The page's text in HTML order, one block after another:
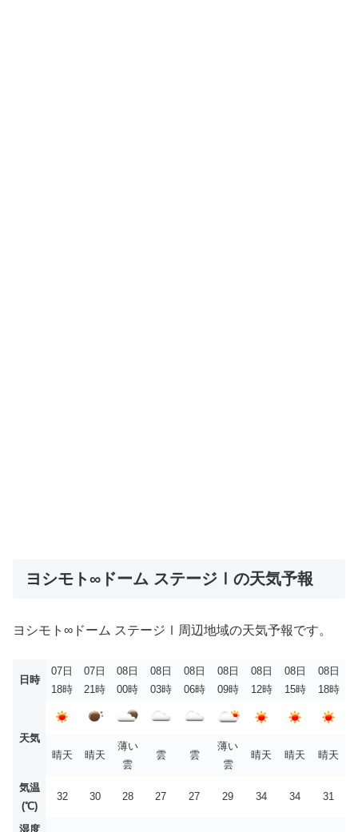
ヨシモト∞ドーム ステージⅠの天気予報
ヨシモト∞ドーム ステージⅠ周辺地域の天気予報です。
日時
07日
18時
07日
21時
08日
00時
08日
03時
08日
06時
08日
09時
08日
12時
08日
15時
08日
18時
天気
晴天
晴天
薄い
雲
雲 雲
薄い
雲
晴天 晴天 晴天
気温
(℃)
32 30 28 27 27 29 34 34 31
湿度